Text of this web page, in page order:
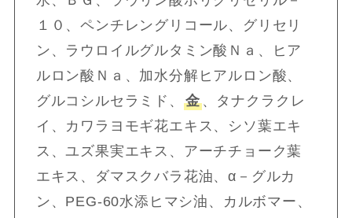
１０、ペンチレングリコール、グリセリ
ン、ラウロイルグルタミン酸Ｎａ、ヒア
ルロン酸Ｎａ、加水分解ヒアルロン酸、
グルコシルセラミド、 金、タナクラクレ
イ、カワラヨモギ花エキス、シソ葉エキ
ス、ユズ果実エキス、アーチチョーク葉
エキス、ダマスクバラ花油、α－グルカ
ン、PEG-60水添ヒマシ油、カルボマー、